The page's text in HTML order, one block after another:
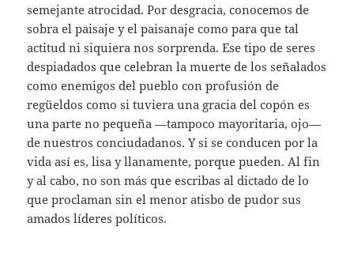
semejante atrocidad. Por desgracia, conocemos de
sobra el paisaje y el paisanaje como para que tal
actitud ni siquiera nos sorprenda. Ese tipo de seres
despiadados que celebran la muerte de los señalados
como enemigos del pueblo con profusión de
regüeldos como si tuviera una gracia del copón es
una parte no pequeña —tampoco mayoritaria, ojo—
de nuestros conciudadanos. Y si se conducen por la
vida así es, lisa y llanamente, porque pueden. Al fin
y al cabo, no son más que escribas al dictado de lo
que proclaman sin el menor atisbo de pudor sus
amados líderes políticos.